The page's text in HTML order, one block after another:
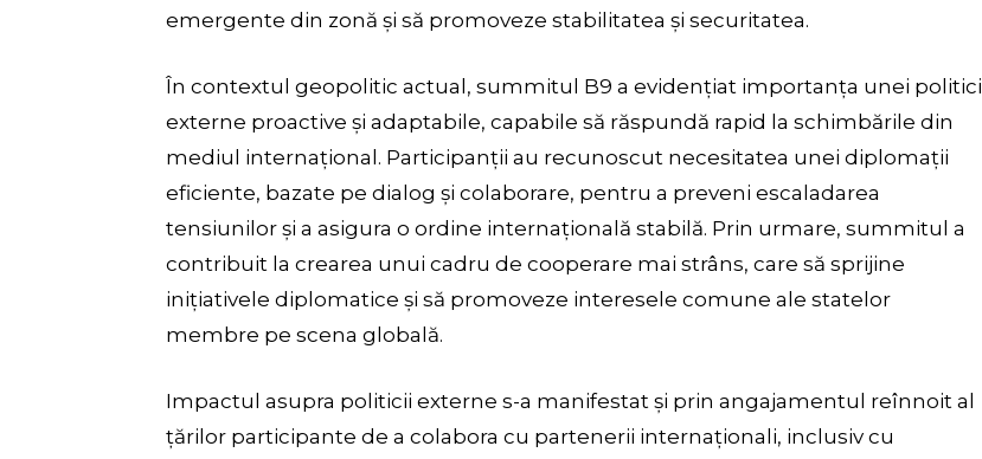
emergente din zonă și să promoveze stabilitatea și securitatea.
În contextul geopolitic actual, summitul B9 a evidențiat importanța unei politici
externe proactive și adaptabile, capabile să răspundă rapid la schimbările din
mediul internațional. Participanții au recunoscut necesitatea unei diplomații
eficiente, bazate pe dialog și colaborare, pentru a preveni escaladarea
tensiunilor și a asigura o ordine internațională stabilă. Prin urmare, summitul a
contribuit la crearea unui cadru de cooperare mai strâns, care să sprijine
inițiativele diplomatice și să promoveze interesele comune ale statelor
membre pe scena globală.
Impactul asupra politicii externe s-a manifestat și prin angajamentul reînnoit al
țărilor participante de a colabora cu partenerii internaționali, inclusiv cu